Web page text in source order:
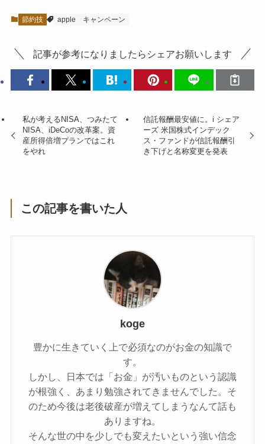
節約技 apple キャンペーン
記事が参考になりましたらシェアお願いします
私が考えるNISA、つみたて
NISA、iDeCoの改革案。資
産所得倍増プランではこれ
をやれ
信託報酬最安値に。i シェア
ーズ 米国株式インデック
ス・ファンドが信託報酬引
き下げと名称変更を発表
この記事を書いた人
koge
豊かに生きていく上で必須なのがお金の知識で
す。
しかし、日本では「お金」が汚いものという認識
が根強く、あまり勉強されてきませんでした。そ
のため今後は老後破産が増えてしまうなんて話も
ありますね。
そんな世の中を少しでも変えたいという強い信念